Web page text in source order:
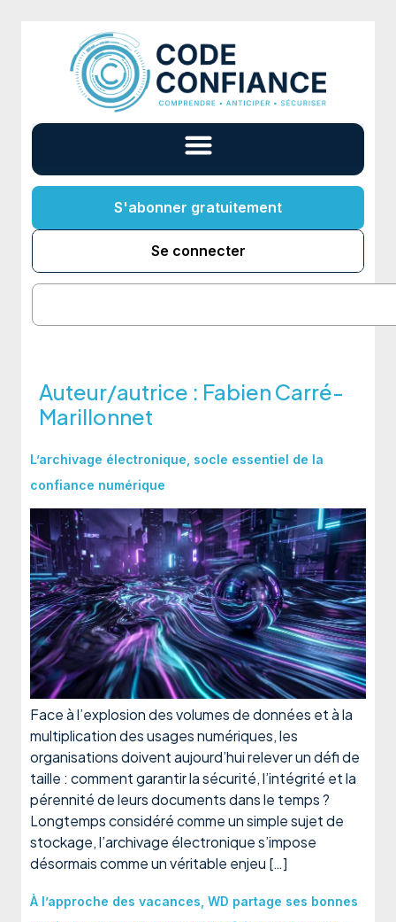
S'abonner gratuitement
Se connecter
Auteur/autrice : Fabien Carré-
Marillonnet
L’archivage électronique, socle essentiel de la
confiance numérique
Face à l’explosion des volumes de données et à la
multiplication des usages numériques, les
organisations doivent aujourd’hui relever un défi de
taille : comment garantir la sécurité, l’intégrité et la
pérennité de leurs documents dans le temps ?
Longtemps considéré comme un simple sujet de
stockage, l’archivage électronique s’impose
désormais comme un véritable enjeu […]
À l’approche des vacances, WD partage ses bonnes